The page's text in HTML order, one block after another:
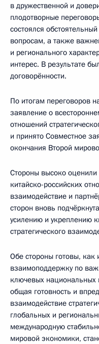
в дружественной и
плодотворные
состоялся
вопросам, а также
и регионального
интерес. В результате
договорённости.
По итогам переговоров
заявление о
отношений
и принято Совместное
окончания Второй
Стороны высоко
китайско-российских
взаимодействие и
сторон вновь
усилению и укреплению
стратегического
Обе стороны готовы, как
взаимоподдержку по
ключевых национальных
общая готовность и
взаимодействие
глобальных и
международную
мировой экономики,